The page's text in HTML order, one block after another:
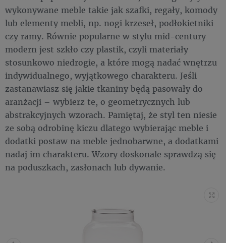
wykonywane meble takie jak szafki, regały, komody
lub elementy mebli, np. nogi krzeseł, podłokietniki
czy ramy. Równie popularne w stylu mid-century
modern jest szkło czy plastik, czyli materiały
stosunkowo niedrogie, a które mogą nadać wnętrzu
indywidualnego, wyjątkowego charakteru. Jeśli
zastanawiasz się jakie tkaniny będą pasowały do
aranżacji – wybierz te, o geometrycznych lub
abstrakcyjnych wzorach. Pamiętaj, że styl ten niesie
ze sobą odrobinę kiczu dlatego wybierając meble i
dodatki postaw na meble jednobarwne, a dodatkami
nadaj im charakteru. Wzory doskonale sprawdzą się
na poduszkach, zasłonach lub dywanie.